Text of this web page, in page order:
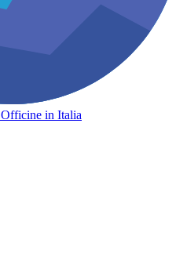
in Italia